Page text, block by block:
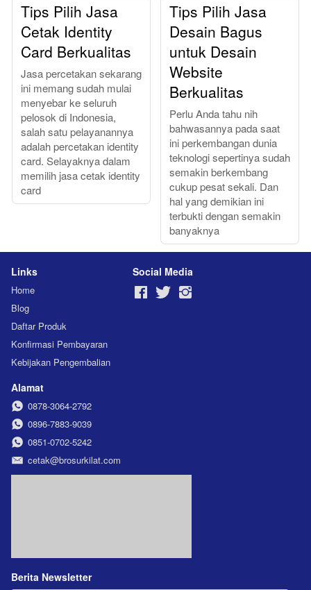
Tips Pilih Jasa
Cetak Identity
Card Berkualitas
Jasa percetakan sekarang
ini memang sudah mulai
menyebar ke seluruh
pelosok di Indonesia,
salah satu pelayanannya
adalah percetakan identity
card. Selayaknya dalam
memilih jasa cetak identity
card
Tips Pilih Jasa
Desain Bagus
untuk Desain
Website
Berkualitas
Perlu Anda tahu nih
bahwasannya pada saat
ini perkembangan dunia
teknologi sepertinya sudah
semakin berkembang
cukup pesat sekali. Dan
hal yang demikian ini
terbukti dengan semakin
banyaknya
Links
Home
Blog
Daftar Produk
Konfirmasi Pembayaran
Kebijakan Pengembalian
Social Media
Alamat
0878-3064-2792
0896-7883-9039
0851-0702-5242
cetak@brosurkilat.com
Berita Newsletter